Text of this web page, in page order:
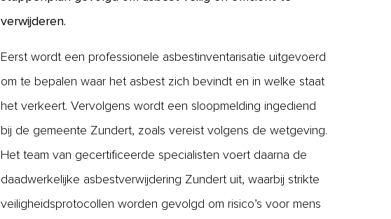
verwijderen.
Eerst wordt een professionele asbestinventarisatie uitgevoerd
om te bepalen waar het asbest zich bevindt en in welke staat
het verkeert. Vervolgens wordt een sloopmelding ingediend
bij de gemeente Zundert, zoals vereist volgens de wetgeving.
Het team van gecertificeerde specialisten voert daarna de
daadwerkelijke asbestverwijdering Zundert uit, waarbij strikte
veiligheidsprotocollen worden gevolgd om risico’s voor mens